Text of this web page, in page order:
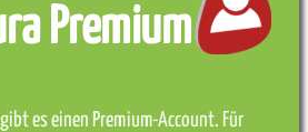
Premium
es einen Premium-Account. Für